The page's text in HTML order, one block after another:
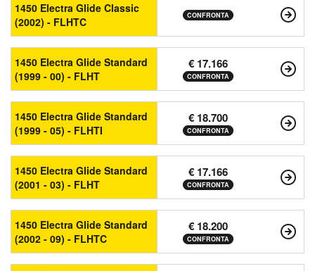
1450 Electra Glide Classic
(2002) - FLHTC
CONFRONTA
1450 Electra Glide Standard
(1999 - 00) - FLHT
€ 17.166
CONFRONTA
1450 Electra Glide Standard
(1999 - 05) - FLHTI
€ 18.700
CONFRONTA
1450 Electra Glide Standard
(2001 - 03) - FLHT
€ 17.166
CONFRONTA
1450 Electra Glide Standard
(2002 - 09) - FLHTC
€ 18.200
CONFRONTA